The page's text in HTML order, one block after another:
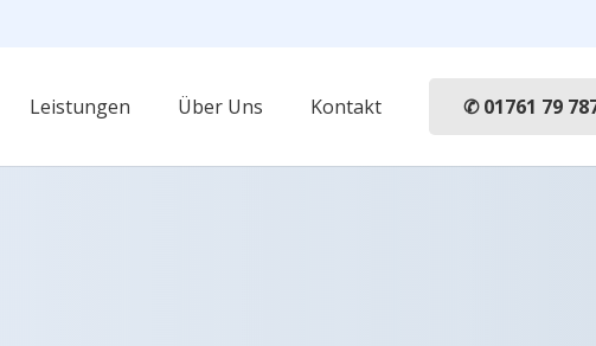
Leistungen Über Uns Kontakt ✆ 01761 79